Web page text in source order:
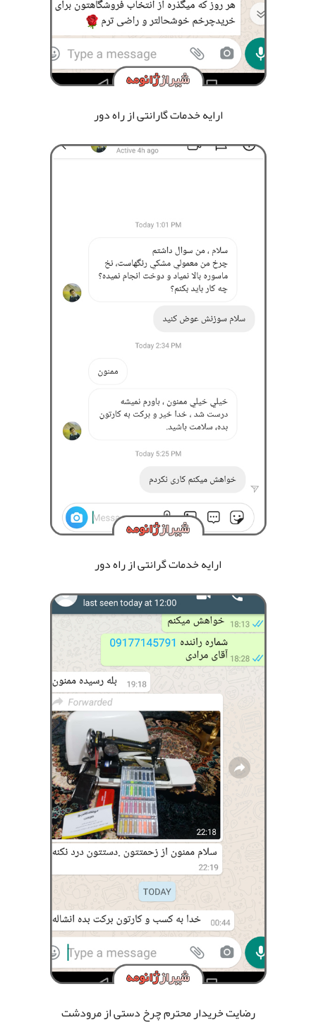
ارایه خدمات گارانتی از راه دور
ارایه خدمات گرانتی از راه دور
رضایت خریدار محترم چرخ دستیاز مرودشت